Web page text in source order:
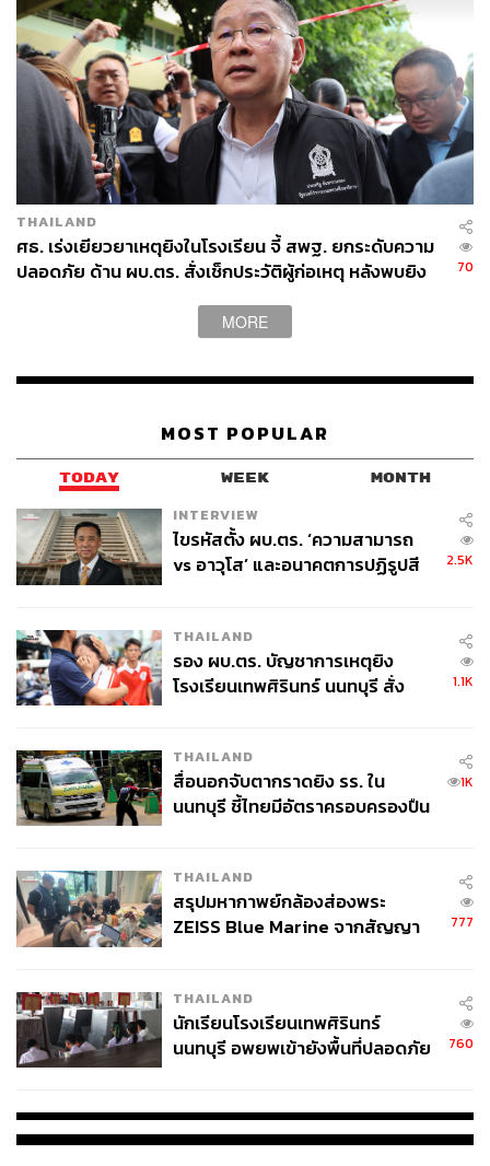
THAILAND
ศธ. เร่งเยียวยาเหตุยิงในโรงเรียน จี้ สพฐ. ยกระดับความ
ปลอดภัย ด้าน ผบ.ตร. สั่งเช็กประวัติผู้ก่อเหตุ หลังพบยิง
70
MORE
MOST POPULAR
TODAY WEEK MONTH
INTERVIEW
ไขรหัสตั้ง ผบ.ตร. ‘ความสามารถ
vs อาวุโส’ และอนาคตการปฏิรูปสี
2.5K
THAILAND
รอง ผบ.ตร. บัญชาการเหตุยิง
โรงเรียนเทพศิรินทร์ นนทบุรี สั่ง
1.1K
THAILAND
สื่อนอกจับตากราดยิง รร. ใน
นนทบุรี ชี้ไทยมีอัตราครอบครองปืน
1K
THAILAND
สรุปมหากาพย์กล้องส่องพระ
ZEISS Blue Marine จากสัญญา
จ่ายหนี้-แอบระบุแบรนด์
777
THAILAND
นักเรียนโรงเรียนเทพศิรินทร์
นนทบุรี อพยพเข้ายังพื้นที่ปลอดภัย
760